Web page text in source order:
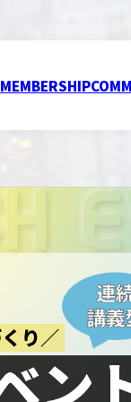
MEMBERSHIP